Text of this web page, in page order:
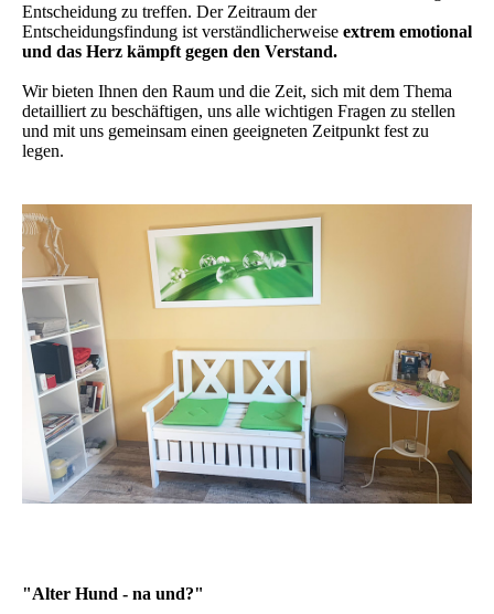
Entscheidung zu treffen. Der Zeitraum der
Entscheidungsfindung ist verständlicherweise extrem emotional
und das Herz kämpft gegen den Verstand.
Wir bieten Ihnen den Raum und die Zeit, sich mit dem Thema
detailliert zu beschäftigen, uns alle wichtigen Fragen zu stellen
und mit uns gemeinsam einen geeigneten Zeitpunkt fest zu
legen.
"Alter Hund - na und?"